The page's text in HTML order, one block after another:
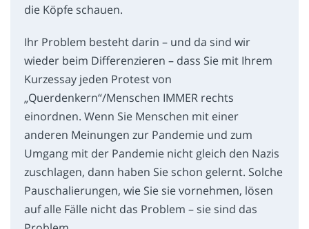
die Köpfe schauen.
Ihr Problem besteht darin – und da sind wir
wieder beim Differenzieren – dass Sie mit Ihrem
Kurzessay jeden Protest von
„Querdenkern“/Menschen IMMER rechts
einordnen. Wenn Sie Menschen mit einer
anderen Meinungen zur Pandemie und zum
Umgang mit der Pandemie nicht gleich den Nazis
zuschlagen, dann haben Sie schon gelernt. Solche
Pauschalierungen, wie Sie sie vornehmen, lösen
auf alle Fälle nicht das Problem – sie sind das